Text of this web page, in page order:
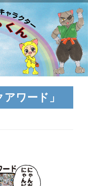
ワード」